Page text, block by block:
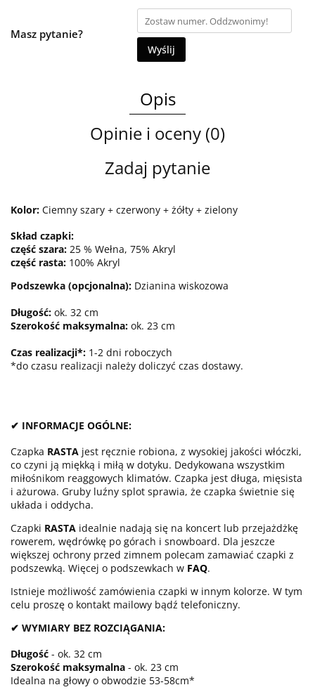
Masz pytanie?
Wyślij
Opis
Opinie i oceny (0)
Zadaj pytanie
Kolor: Ciemny szary + czerwony + żółty + zielony
Skład czapki:
część szara: 25 % Wełna, 75% Akryl
część rasta: 100% Akryl
Podszewka (opcjonalna): Dzianina wiskozowa
Długość: ok. 32 cm
Szerokość maksymalna: ok. 23 cm
Czas realizacji*: 1-2 dni roboczych
*do czasu realizacji należy doliczyć czas dostawy.
✔ INFORMACJE OGÓLNE:
Czapka RASTA jest ręcznie robiona, z wysokiej jakości włóczki,
co czyni ją miękką i miłą w dotyku. Dedykowana wszystkim
miłośnikom reaggowych klimatów. Czapka jest długa, mięsista
i ażurowa. Gruby luźny splot sprawia, że czapka świetnie się
układa i oddycha.
Czapki RASTA idealnie nadają się na koncert lub przejażdżkę
rowerem, wędrówkę po górach i snowboard. Dla jeszcze
większej ochrony przed zimnem polecam zamawiać czapki z
podszewką. Więcej o podszewkach w FAQ.
Istnieje możliwość zamówienia czapki w innym kolorze. W tym
celu proszę o kontakt mailowy bądź telefoniczny.
✔ WYMIARY BEZ ROZCIĄGANIA:
Długość - ok. 32 cm
Szerokość maksymalna - ok. 23 cm
Idealna na głowy o obwodzie 53-58cm*